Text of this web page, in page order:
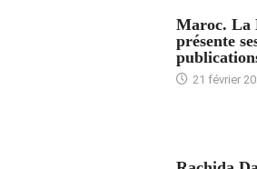
Maroc. La
présente
21 février